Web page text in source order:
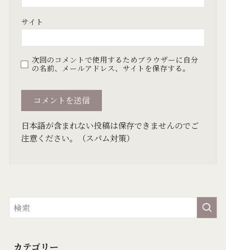
サイト
次回のコメントで使用するためブラウザーに自分
の名前、メールアドレス、サイトを保存する。
日本語が含まれない投稿は保存できませんのでご
注意ください。（スパム対策）
カテゴリー